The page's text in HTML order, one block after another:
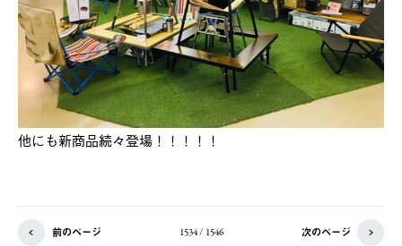
他にも新商品続々登場！！！！！
前のページ 1534 / 1546 次のページ